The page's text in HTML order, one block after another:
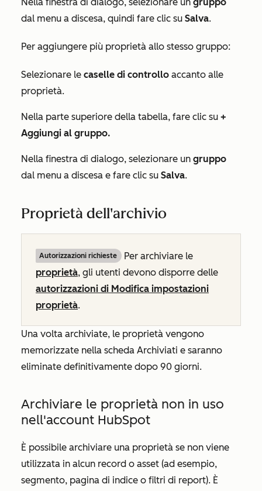
dal menu a discesa, quindi fare clic su Salva.
Per aggiungere più proprietà allo stesso gruppo:
Selezionare le caselle di controllo accanto alle
proprietà.
Nella parte superiore della tabella, fare clic su +
Aggiungi al gruppo.
Nella finestra di dialogo, selezionare un gruppo
dal menu a discesa e fare clic su Salva.
Proprietà dell'archivio
Autorizzazioni richieste
Per archiviare le
proprietà, gli utenti devono disporre delle
autorizzazioni di Modifica impostazioni
proprietà.
Una volta archiviate, le proprietà vengono
memorizzate nella scheda Archiviati e saranno
eliminate definitivamente dopo 90 giorni.
Archiviare le proprietà non in uso
nell'account HubSpot
È possibile archiviare una proprietà se non viene
utilizzata in alcun record o asset (ad esempio,
segmento, pagina di indice o filtri di report). È